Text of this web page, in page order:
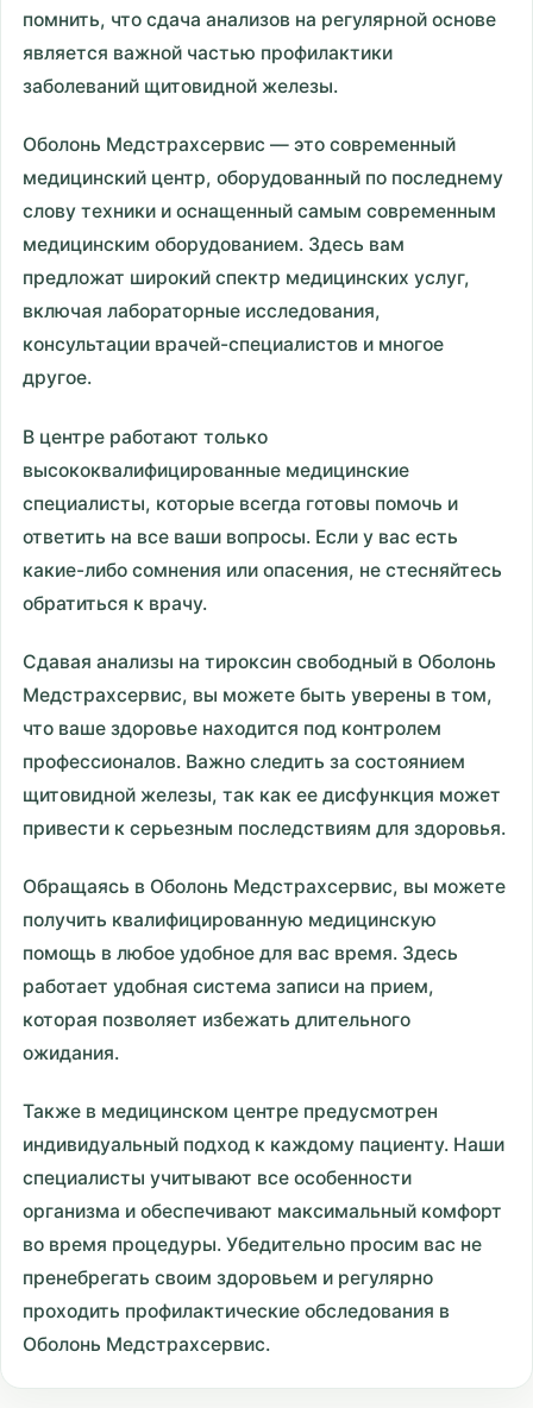
помнить, что сдача анализов на регулярной основе
является важной частью профилактики
заболеваний щитовидной железы.
Оболонь Медстрахсервис — это современный
медицинский центр, оборудованный по последнему
слову техники и оснащенный самым современным
медицинским оборудованием. Здесь вам
предложат широкий спектр медицинских услуг,
включая лабораторные исследования,
консультации врачей-специалистов и многое
другое.
В центре работают только
высококвалифицированные медицинские
специалисты, которые всегда готовы помочь и
ответить на все ваши вопросы. Если у вас есть
какие-либо сомнения или опасения, не стесняйтесь
обратиться к врачу.
Сдавая анализы на тироксин свободный в Оболонь
Медстрахсервис, вы можете быть уверены в том,
что ваше здоровье находится под контролем
профессионалов. Важно следить за состоянием
щитовидной железы, так как ее дисфункция может
привести к серьезным последствиям для здоровья.
Обращаясь в Оболонь Медстрахсервис, вы можете
получить квалифицированную медицинскую
помощь в любое удобное для вас время. Здесь
работает удобная система записи на прием,
которая позволяет избежать длительного
ожидания.
Также в медицинском центре предусмотрен
индивидуальный подход к каждому пациенту. Наши
специалисты учитывают все особенности
организма и обеспечивают максимальный комфорт
во время процедуры. Убедительно просим вас не
пренебрегать своим здоровьем и регулярно
проходить профилактические обследования в
Оболонь Медстрахсервис.